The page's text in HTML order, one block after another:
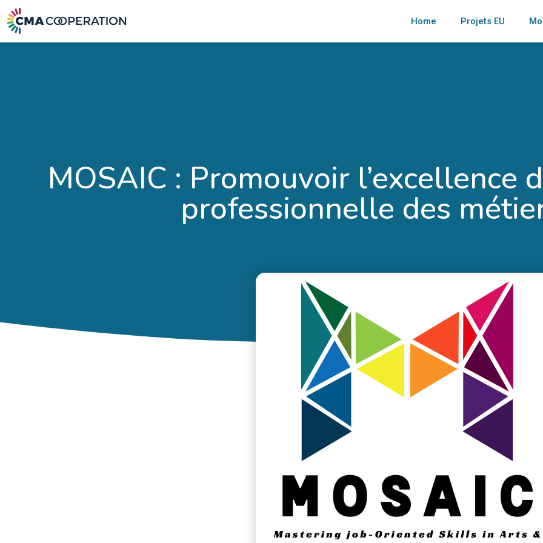
Home Projets EU
MOSAIC : Promouvoir l’excellence
professionnelle des